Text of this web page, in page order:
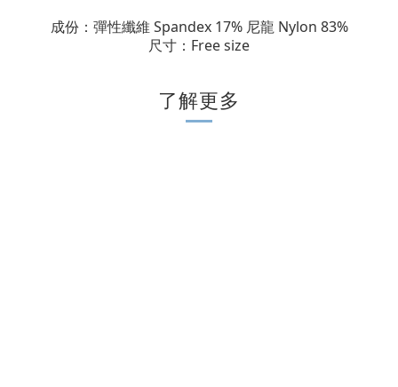
成份：彈性纖維 Spandex 17% 尼龍 Nylon 83%
尺寸：Free size
了解更多